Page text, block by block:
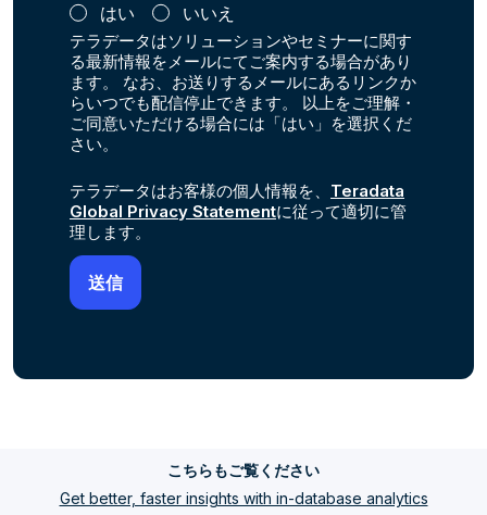
はい いいえ
テラデータはソリューションやセミナーに関す
る最新情報をメールにてご案内する場合があり
ます。 なお、お送りするメールにあるリンクか
らいつでも配信停止できます。 以上をご理解・
ご同意いただける場合には「はい」を選択くだ
さい。
テラデータはお客様の個人情報を、 Teradata
Global Privacy Statementに従って適切に管
理します。
こちらもご覧ください
Get better, faster insights with in-database analytics